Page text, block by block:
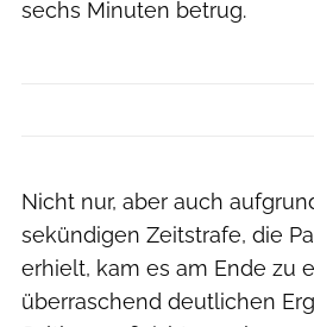
sechs Minuten betrug.
Nicht nur, aber auch
sekündigen Zeitstrafe, die
erhielt, kam es am Ende zu
überraschend deutlichen